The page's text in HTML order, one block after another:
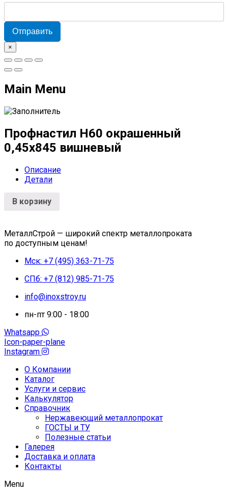
Отправить
×
Main Menu
Профнастил Н60 окрашенный
0,45x845 вишневый
Описание
Детали
В корзину
МеталлСтрой — широкий спектр металлопроката
по доступным ценам!
Мск: +7 (495) 363-71-75
СПб: +7 (812) 985-71-75
info@inoxstroy.ru
пн-пт 9:00 - 18:00
Whatsapp
Icon-paper-plane
Instagram
О Компании
Каталог
Услуги и сервис
Калькулятор
Справочник
Нержавеющий металлопрокат
ГОСТЫ и ТУ
Полезные статьи
Галерея
Доставка и оплата
Контакты
Menu